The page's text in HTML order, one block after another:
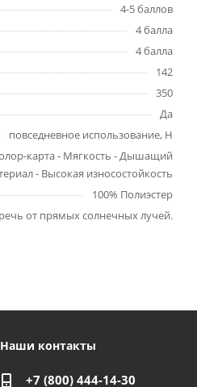
4-5 баллов
4 балла
4 балла
142
350
Да
повседневное использование, H
карта - Мягкость - Дышащий
- Высокая износостойкость
100% Полиэстер
от прямых солнечных лучей.
Наши контакты
+7 (800) 444-14-30